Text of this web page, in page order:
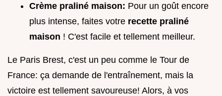
Crème praliné maison: Pour un goût encore
plus intense, faites votre recette praliné
maison ! C'est facile et tellement meilleur.
Le Paris Brest, c'est un peu comme le Tour de
France: ça demande de l'entraînement, mais la
victoire est tellement savoureuse! Alors, à vos